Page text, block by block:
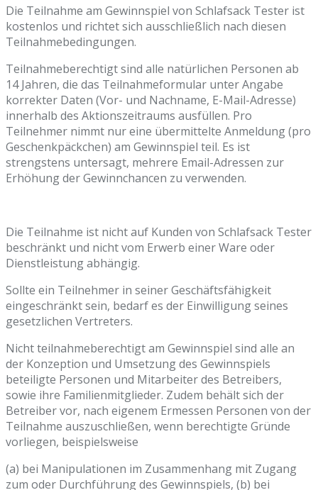
Die Teilnahme am Gewinnspiel von Schlafsack Tester ist
kostenlos und richtet sich ausschließlich nach diesen
Teilnahmebedingungen.
Teilnahmeberechtigt sind alle natürlichen Personen ab
14 Jahren, die das Teilnahmeformular unter Angabe
korrekter Daten (Vor- und Nachname, E-Mail-Adresse)
innerhalb des Aktionszeitraums ausfüllen. Pro
Teilnehmer nimmt nur eine übermittelte Anmeldung (pro
Geschenkpäckchen) am Gewinnspiel teil. Es ist
strengstens untersagt, mehrere Email-Adressen zur
Erhöhung der Gewinnchancen zu verwenden.
Die Teilnahme ist nicht auf Kunden von Schlafsack Tester
beschränkt und nicht vom Erwerb einer Ware oder
Dienstleistung abhängig.
Sollte ein Teilnehmer in seiner Geschäftsfähigkeit
eingeschränkt sein, bedarf es der Einwilligung seines
gesetzlichen Vertreters.
Nicht teilnahmeberechtigt am Gewinnspiel sind alle an
der Konzeption und Umsetzung des Gewinnspiels
beteiligte Personen und Mitarbeiter des Betreibers,
sowie ihre Familienmitglieder. Zudem behält sich der
Betreiber vor, nach eigenem Ermessen Personen von der
Teilnahme auszuschließen, wenn berechtigte Gründe
vorliegen, beispielsweise
(a) bei Manipulationen im Zusammenhang mit Zugang
zum oder Durchführung des Gewinnspiels, (b) bei